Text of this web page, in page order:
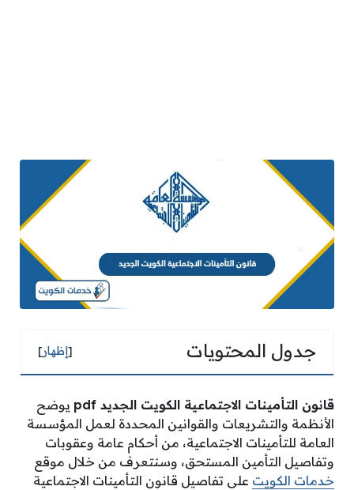
جدول المحتويات [إظهار]
قانون التأمينات الاجتماعية الكويت الجديد pdf يوضح
الأنظمة والتشريعات والقوانين المحددة لعمل المؤسسة
العامة للتأمينات الاجتماعية، من أحكام عامة وعقوبات
وتفاصيل التأمين المستحق، وسنتعرف من خلال موقع
خدمات الكويت على تفاصيل قانون التأمينات الاجتماعية